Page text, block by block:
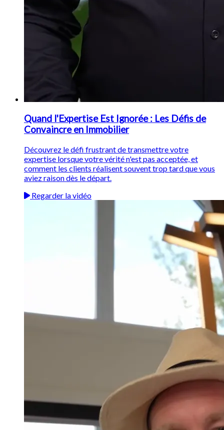
Quand l'Expertise Est Ignorée : Les Défis de
Convaincre en Immobilier
Découvrez le défi frustrant de transmettre votre
expertise lorsque votre vérité n'est pas acceptée, et
comment les clients réalisent souvent trop tard que vous
aviez raison dès le départ.
Regarder la vidéo